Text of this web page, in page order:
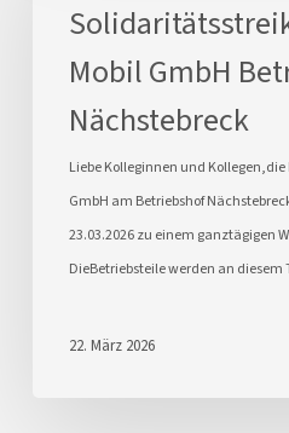
Mobil
GmbH
Betriebshof
Nächstebreck
Mobil GmbH
Nächstebreck
Liebe Kolleginnen und Kollegen,die
GmbH am Betriebshof
23.03.2026 zu einem ganztägigen
DieBetriebsteile werden an diesem
22. März 2026